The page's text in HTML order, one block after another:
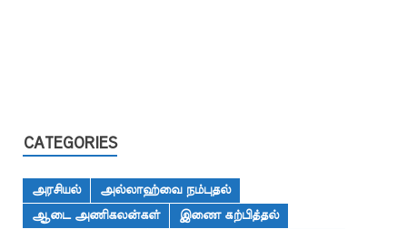
CATEGORIES
அரசியல்
அல்லாஹ்வை நம்புதல்
ஆடை அணிகலன்கள்
இணை கற்பித்தல்